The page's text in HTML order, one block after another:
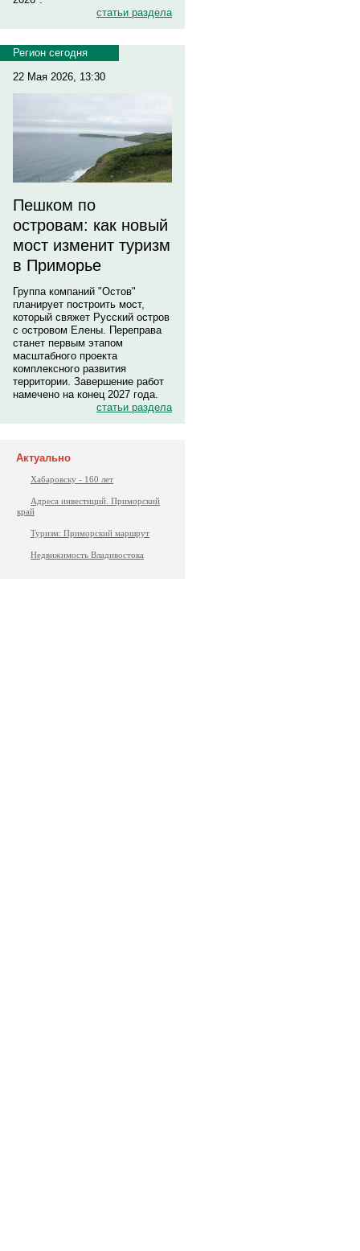
статьи раздела
Регион сегодня
22 Мая 2026, 13:30
Пешком по
островам: как новый
мост изменит туризм
в Приморье
Группа компаний "Остов"
планирует построить мост,
который свяжет Русский остров
с островом Елены. Переправа
станет первым этапом
масштабного проекта
комплексного развития
территории. Завершение работ
намечено на конец 2027 года.
статьи раздела
Актуально
Хабаровску - 160 лет
Адреса инвестиций. Приморский
край
Туризм: Приморский маршрут
Недвижимость Владивостока